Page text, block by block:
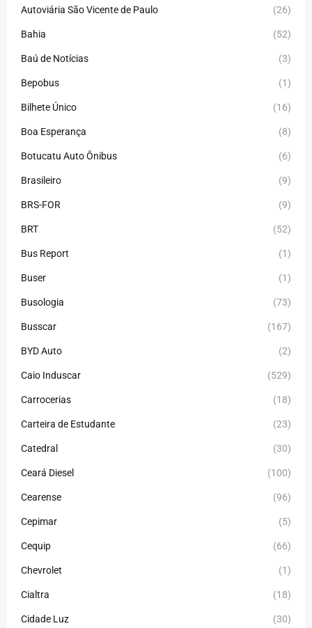
Autoviária São Vicente de Paulo (26)
Bahia (52)
Baú de Notícias (3)
Bepobus (1)
Bilhete Único (16)
Boa Esperança (8)
Botucatu Auto Ônibus (6)
Brasileiro (9)
BRS-FOR (9)
BRT (52)
Bus Report (1)
Buser (1)
Busologia (73)
Busscar (167)
BYD Auto (2)
Caio Induscar (529)
Carrocerias (18)
Carteira de Estudante (23)
Catedral (30)
Ceará Diesel (100)
Cearense (96)
Cepimar (5)
Cequip (66)
Chevrolet (1)
Cialtra (18)
Cidade Luz (30)